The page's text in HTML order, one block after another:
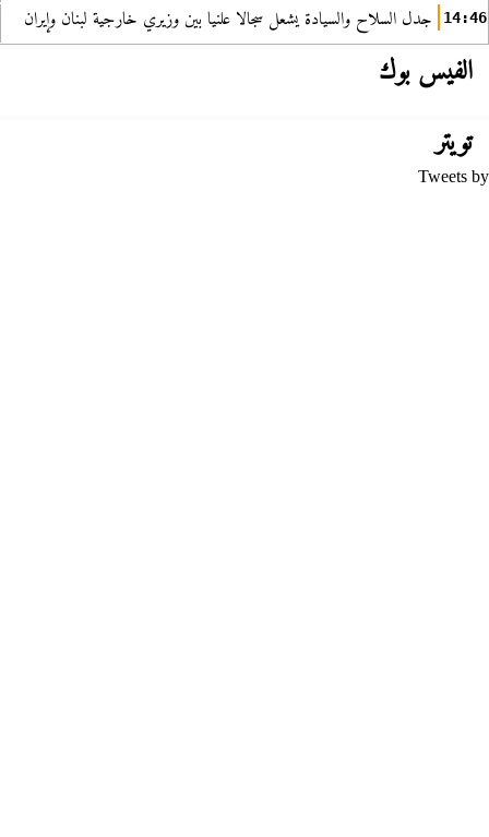
14:46 جدل السلاح والسيادة يشعل سجالا علنيا بين وزيري خارجية لبنان وإيران
الفيس بوك
تويتر
Tweets by